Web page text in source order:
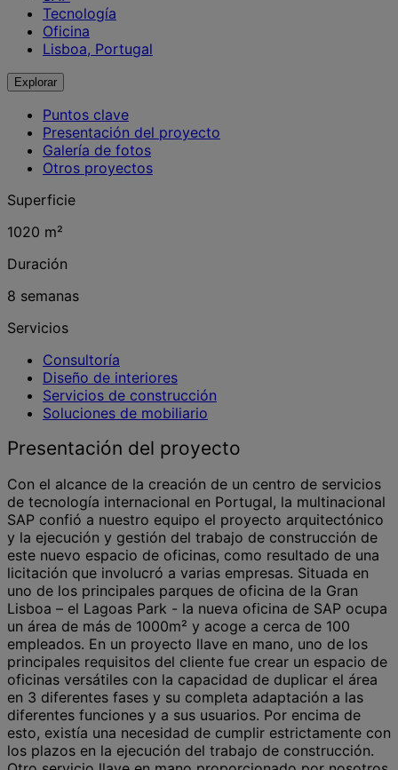
Tecnología
Oficina
Lisboa, Portugal
Explorar
Puntos clave
Presentación del proyecto
Galería de fotos
Otros proyectos
Superficie
1020 m²
Duración
8 semanas
Servicios
Consultoría
Diseño de interiores
Servicios de construcción
Soluciones de mobiliario
Presentación del proyecto
Con el alcance de la creación de un centro de servicios
de tecnología internacional en Portugal, la multinacional
SAP confió a nuestro equipo el proyecto arquitectónico
y la ejecución y gestión del trabajo de construcción de
este nuevo espacio de oficinas, como resultado de una
licitación que involucró a varias empresas. Situada en
uno de los principales parques de oficina de la Gran
Lisboa – el Lagoas Park - la nueva oficina de SAP ocupa
un área de más de 1000m² y acoge a cerca de 100
empleados. En un proyecto llave en mano, uno de los
principales requisitos del cliente fue crear un espacio de
oficinas versátiles con la capacidad de duplicar el área
en 3 diferentes fases y su completa adaptación a las
diferentes funciones y a sus usuarios. Por encima de
esto, existía una necesidad de cumplir estrictamente con
los plazos en la ejecución del trabajo de construcción.